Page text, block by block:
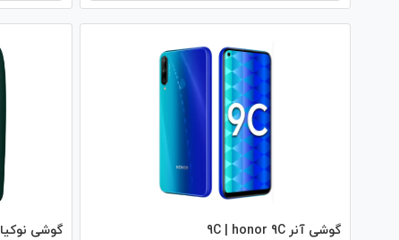
گوشی آنر 9C | honor 9C گوشی نوکیا 6310 | nokia 6310